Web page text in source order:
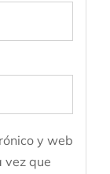
y web
vez que